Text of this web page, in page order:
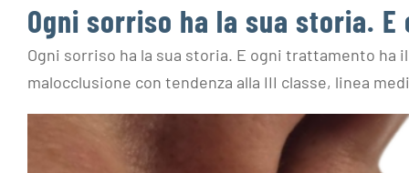
Ogni sorriso ha la sua storia.
Ogni sorriso ha la sua storia. E ogni trattamento
malocclusione con tendenza alla III classe, linea